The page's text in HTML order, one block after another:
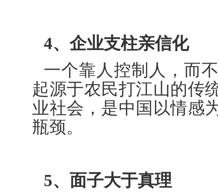
4、企业支柱亲信化
一个靠人控制人，而
起源于农民打江山的传
业社会，是中国以情感
瓶颈。
5、面子大于真理